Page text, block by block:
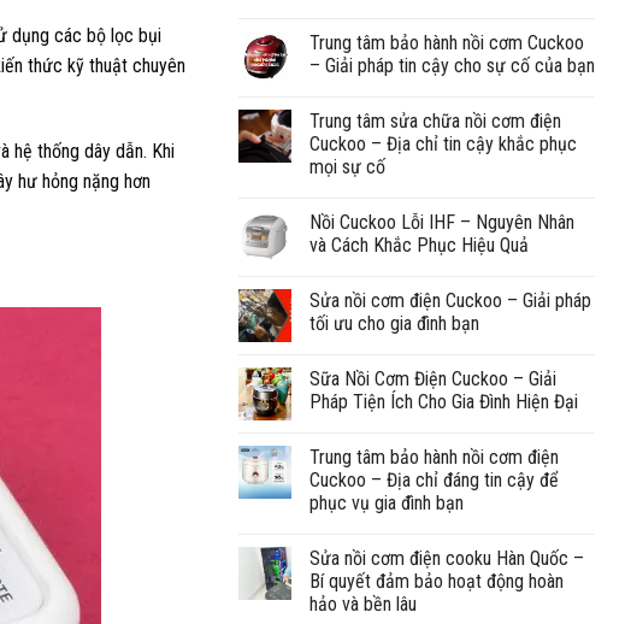
dụng các bộ lọc bụi
thức kỹ thuật chuyên
hệ thống dây dẫn. Khi
hư hỏng nặng hơn
Trung tâm bảo hành nồi cơm Cuckoo
– Giải pháp tin cậy cho sự cố của bạn
Trung tâm sửa chữa nồi cơm điện
Cuckoo – Địa chỉ tin cậy khắc phục
mọi sự cố
Nồi Cuckoo Lỗi IHF – Nguyên Nhân
và Cách Khắc Phục Hiệu Quả
Sửa nồi cơm điện Cuckoo – Giải pháp
tối ưu cho gia đình bạn
Sữa Nồi Cơm Điện Cuckoo – Giải
Pháp Tiện Ích Cho Gia Đình Hiện Đại
Trung tâm bảo hành nồi cơm điện
Cuckoo – Địa chỉ đáng tin cậy để
phục vụ gia đình bạn
Sửa nồi cơm điện cooku Hàn Quốc –
Bí quyết đảm bảo hoạt động hoàn
hảo và bền lâu